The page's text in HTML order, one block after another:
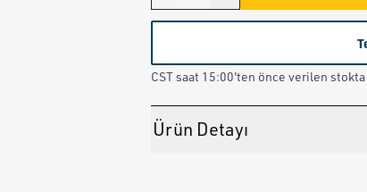
CST saat 15:00'ten önce verilen
Ürün Detayı